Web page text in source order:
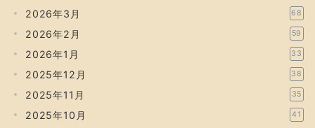
2026年3月 68
2026年2月 59
2026年1月 33
2025年12月 38
2025年11月 35
2025年10月 41